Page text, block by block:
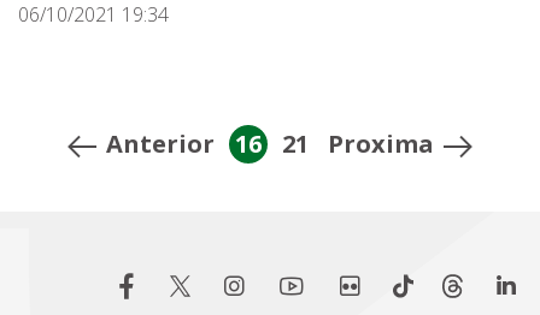
06/10/2021 19:34
Anterior 16 21 Proxima